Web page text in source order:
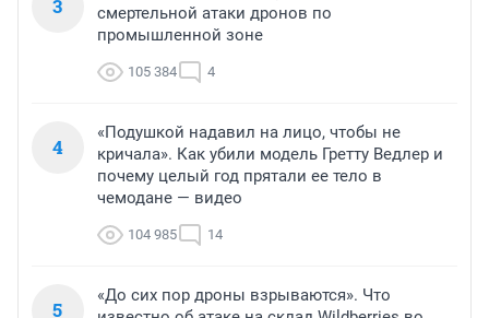
3
смертельной атаки дронов по
промышленной зоне
105 384 4
4
«Подушкой надавил на лицо, чтобы не
кричала». Как убили модель Гретту Ведлер и
почему целый год прятали ее тело в
чемодане — видео
104 985 14
5
«До сих пор дроны взрываются». Что